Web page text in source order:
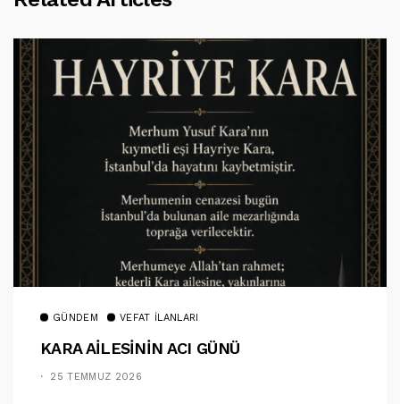
GÜNDEM VEFAT İLANLARI
KARA AİLESİNİN ACI GÜNÜ
25 TEMMUZ 2026